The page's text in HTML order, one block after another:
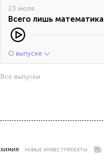
23 июля
Всего лишь математика
О выпуске
Все выпуски
ХИМИЯ НОВЫЕ ИНВЕСТПРОЕКТЫ